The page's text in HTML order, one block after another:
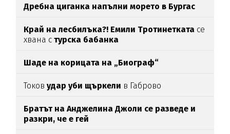
Дребна циганка напълни морето в Бургас
Край на лесбилъка?! Емили Тротинетката се
хвана с турска бабанка
Шаде на корицата на „Биограф“
Токовудар уби щъркели в Габрово
Братът на Анджелина Джоли се разведе и
разкри, че е гей